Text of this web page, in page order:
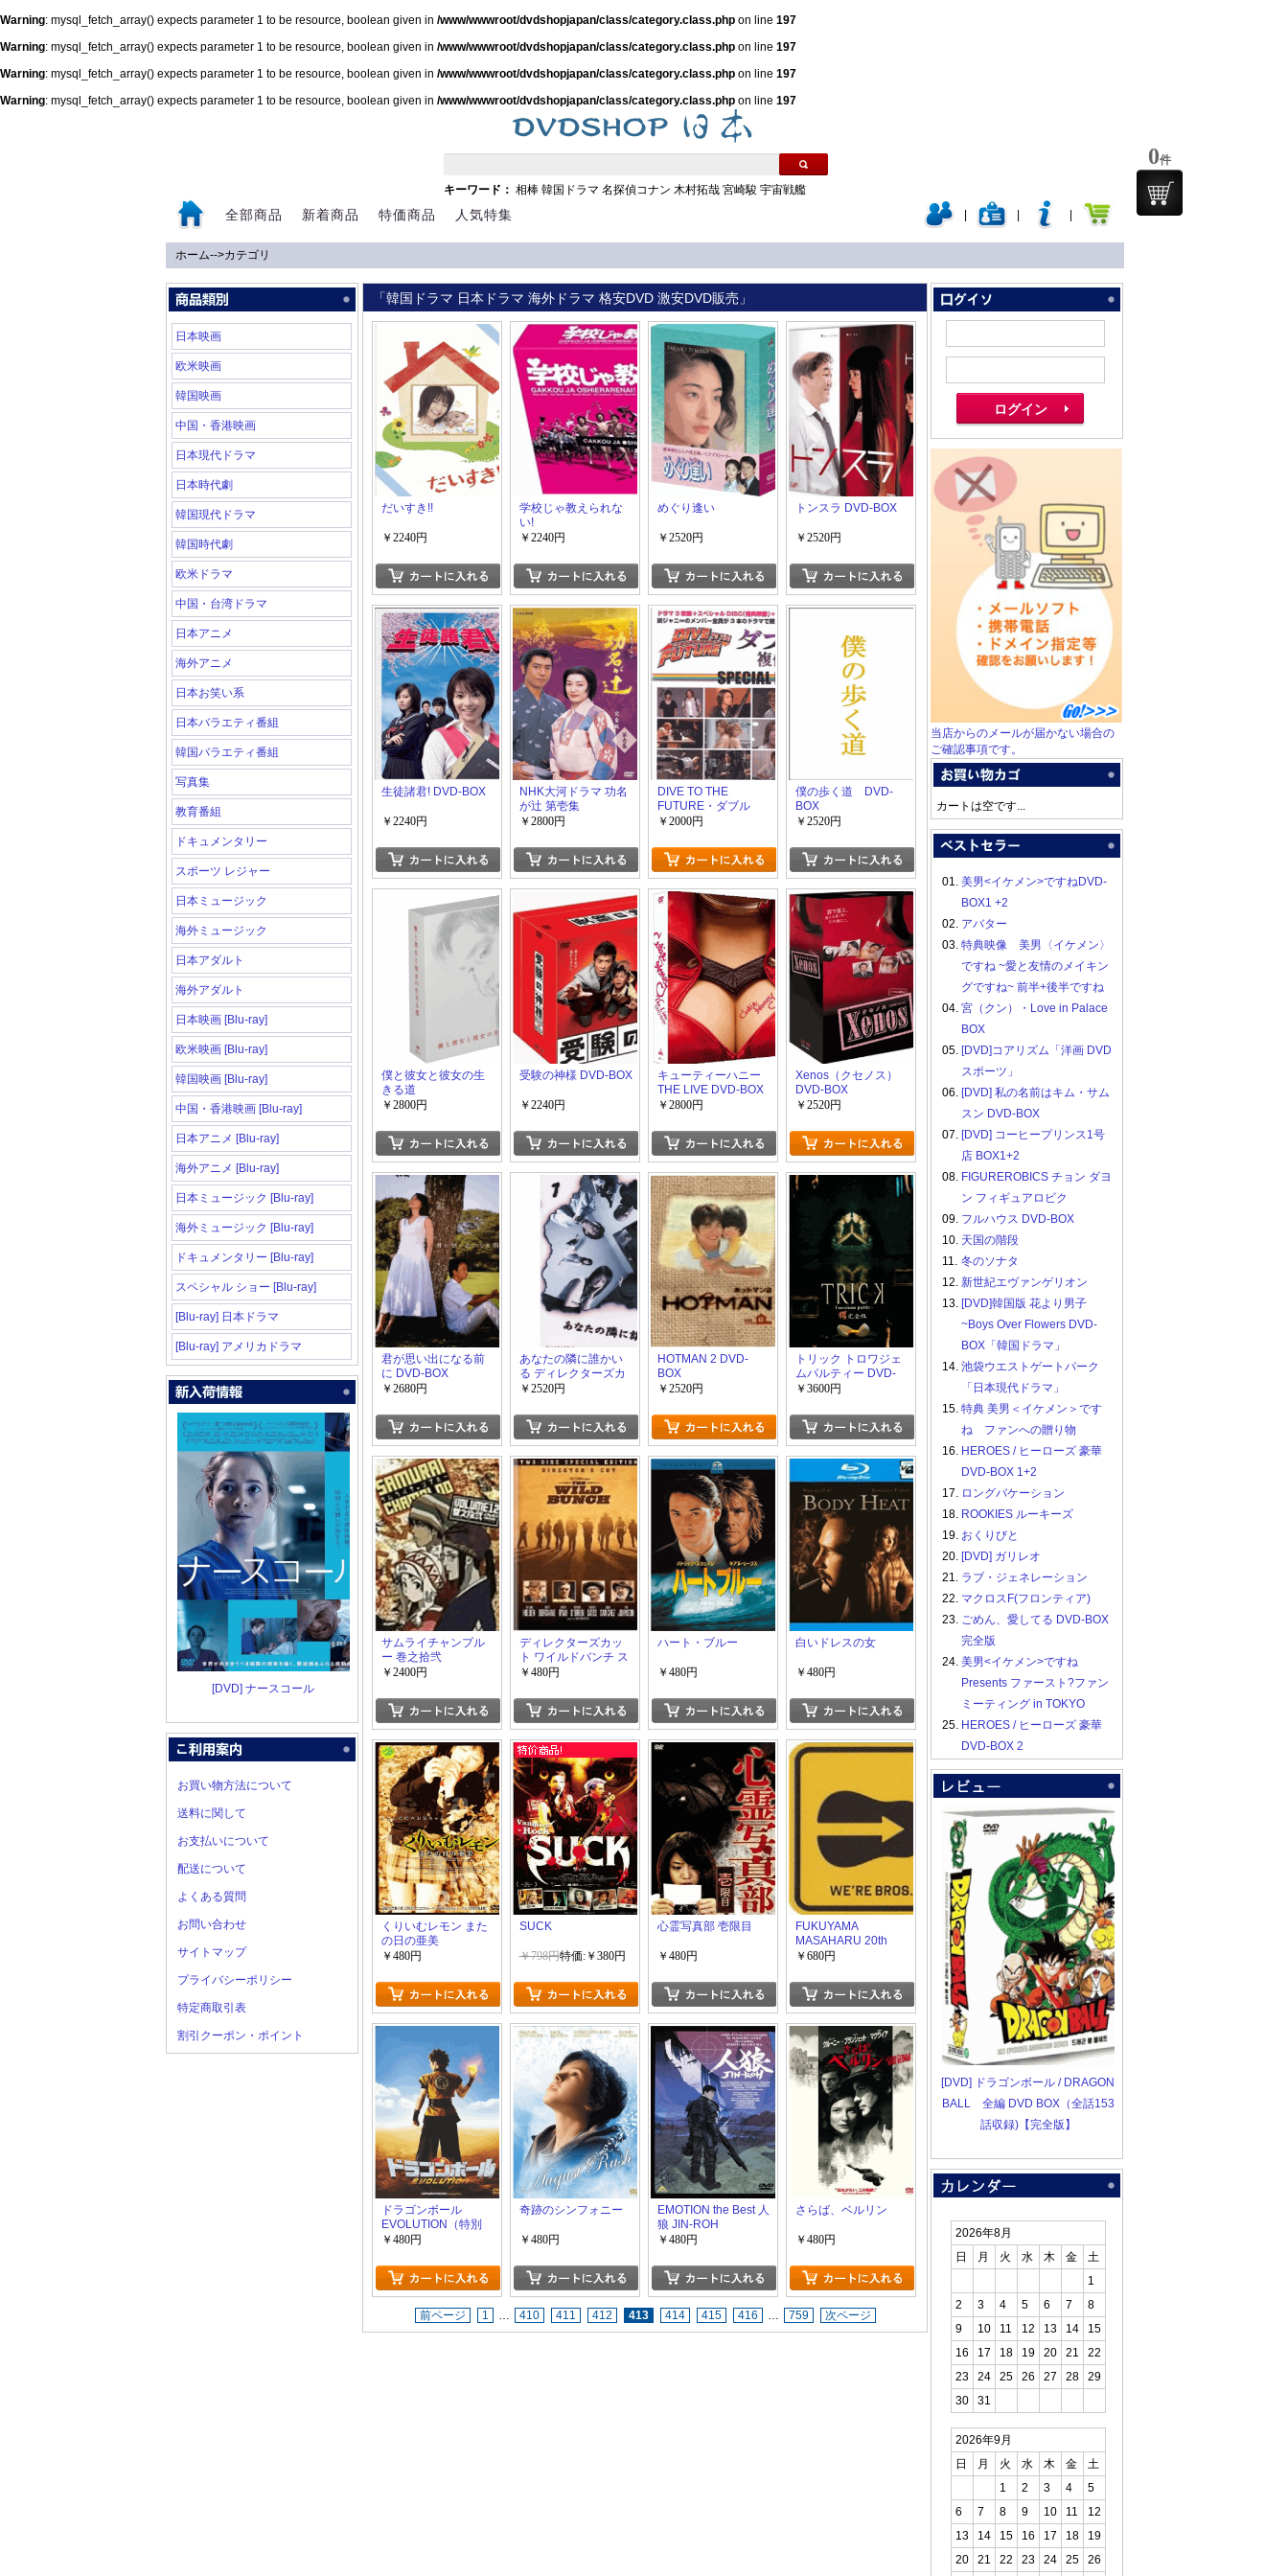
Warning: mysql_fetch_array() expects parameter 1 to be resource, boolean given in /www/wwwroot/dvdshopjapan/class/category.class.php on line 197
Warning: mysql_fetch_array() expects parameter 1 to be resource, boolean given in /www/wwwroot/dvdshopjapan/class/category.class.php on line 197
Warning: mysql_fetch_array() expects parameter 1 to be resource, boolean given in /www/wwwroot/dvdshopjapan/class/category.class.php on line 197
Warning: mysql_fetch_array() expects parameter 1 to be resource, boolean given in /www/wwwroot/dvdshopjapan/class/category.class.php on line 197
キーワード： 相棒 韓国ドラマ 名探偵コナン 木村拓哉 宮崎駿 宇宙戦艦
全部商品 新着商品 特価商品 人気特集
ホーム-->カテゴリ
日本映画
欧米映画
韓国映画
中国・香港映画
日本現代ドラマ
日本時代劇
韓国現代ドラマ
韓国時代劇
欧米ドラマ
中国・台湾ドラマ
日本アニメ
海外アニメ
日本お笑い系
日本バラエティ番組
韓国バラエティ番組
写真集
教育番組
ドキュメンタリー
スポーツ レジャー
日本ミュージック
海外ミュージック
日本アダルト
海外アダルト
日本映画 [Blu-ray]
欧米映画 [Blu-ray]
韓国映画 [Blu-ray]
中国・香港映画 [Blu-ray]
日本アニメ [Blu-ray]
海外アニメ [Blu-ray]
日本ミュージック [Blu-ray]
海外ミュージック [Blu-ray]
ドキュメンタリー [Blu-ray]
スペシャル ショー [Blu-ray]
[Blu-ray] 日本ドラマ
[Blu-ray] アメリカドラマ
[DVD] ナースコール
お買い物方法について
送料に関して
お支払いについて
配送について
よくある質問
お問い合わせ
サイトマップ
プライバシーポリシー
特定商取引表
割引クーポン・ポイント
「韓国ドラマ 日本ドラマ 海外ドラマ 格安DVD 激安DVD販売」
だいすき!!
￥2240円
学校じゃ教えられな
い!
￥2240円
めぐり逢い
￥2520円
トンスラ DVD-BOX
￥2520円
生徒諸君! DVD-BOX
￥2240円
NHK大河ドラマ 功名
が辻 第壱集
￥2800円
DIVE TO THE
FUTURE・ダブル
（複体）・蹴鞠師
￥2000円
僕の歩く道 DVD-
BOX
￥2520円
僕と彼女と彼女の生
きる道
￥2800円
受験の神様 DVD-BOX
￥2240円
キューティーハニー
THE LIVE DVD-BOX
￥2800円
Xenos（クセノス）
DVD-BOX
￥2520円
君が思い出になる前
に DVD-BOX
￥2680円
あなたの隣に誰かい
る ディレクターズカ
ット DVD-BOX
￥2520円
HOTMAN 2 DVD-
BOX
￥2520円
トリック トロワジェ
ムパルティー DVD-
BOX
￥3600円
サムライチャンプル
ー 巻之拾弐
￥2400円
ディレクターズカッ
ト ワイルドバンチ ス
ペシャル・エディシ
￥480円
ハート・ブルー
￥480円
白いドレスの女
￥480円
くりいむレモン また
の日の亜美
￥480円
SUCK
￥798円特価:￥380円
心霊写真部 壱限目
￥480円
FUKUYAMA
MASAHARU 20th
ANNIVERSARY
2009 道標【初回限定
スペシャルパッケー
ジ盤】
￥680円
ドラゴンボール
EVOLUTION（特別
編）
￥480円
奇跡のシンフォニー
￥480円
EMOTION the Best 人
狼 JIN-ROH
￥480円
さらば、ベルリン
￥480円
前ページ 1 … 410 411 412 413 414 415 416 … 759 次ページ
当店からのメールが届かない場合の
ご確認事項です。
カートは空です...
01. 美男<イケメン>ですねDVD-
BOX1 +2
02. アバター
03. 特典映像 美男〈イケメン〉
ですね ~愛と友情のメイキン
グですね~ 前半+後半ですね
04. 宮（クン）・Love in Palace
BOX
05. [DVD]コアリズム「洋画 DVD
スポーツ」
06. [DVD] 私の名前はキム・サム
スン DVD-BOX
07. [DVD] コーヒープリンス1号
店 BOX1+2
08. FIGUREROBICS チョン ダヨ
ン フィギュアロビク
09. フルハウス DVD-BOX
10. 天国の階段
11. 冬のソナタ
12. 新世紀エヴァンゲリオン
13. [DVD]韓国版 花より男子
~Boys Over Flowers DVD-
BOX「韓国ドラマ」
14. 池袋ウエストゲートパーク
「日本現代ドラマ」
15. 特典 美男＜イケメン＞です
ね ファンへの贈り物
16. HEROES / ヒーローズ 豪華
DVD-BOX 1+2
17. ロングバケーション
18. ROOKIES ルーキーズ
19. おくりびと
20. [DVD] ガリレオ
21. ラブ・ジェネレーション
22. マクロスF(フロンティア)
23. ごめん、愛してる DVD-BOX
完全版
24. 美男<イケメン>ですね
Presents ファースト?ファン
ミーティング in TOKYO
25. HEROES / ヒーローズ 豪華
DVD-BOX 2
[DVD] ドラゴンボール / DRAGON
BALL 全編 DVD BOX（全話153
話収録)【完全版】
2026年8月
日
月 火 水 木 金
土
1
2
3 4 5 6 7
8
9
10 11 12 13 14
15
16
17 18 19 20 21
22
23
24 25 26 27 28
29
30
31
2026年9月
日
月 火 水 木 金
土
1
2 3 4
5
6
7 8 9 10 11
12
13
14 15 16 17 18
19
20
21 22 23 24 25 26
0件